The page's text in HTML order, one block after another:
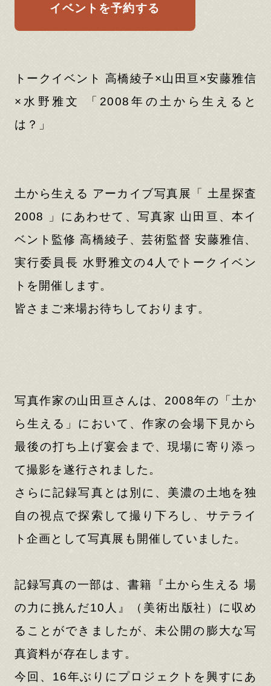
イベントを予約する
トークイベント ⾼橋綾⼦×⼭⽥亘×安藤雅信
×⽔野雅⽂ 「2008年の⼟から⽣えると
は？」
土から生える アーカイブ写真展「 土星探査
2008 」にあわせて、写真家 山田亘、本イ
ベント監修 高橋綾子、芸術監督 安藤雅信、
実行委員長 水野雅文の4人でトークイベン
トを開催します。
皆さまご来場お待ちしております。
写真作家の山田亘さんは、2008年の「土か
ら生える」において、作家の会場下見から
最後の打ち上げ宴会まで、現場に寄り添っ
て撮影を遂行されました。
さらに記録写真とは別に、美濃の土地を独
自の視点で探索して撮り下ろし、サテライ
ト企画として写真展も開催していました。
記録写真の一部は、書籍『土から生える 場
の力に挑んだ10人』（美術出版社）に収め
ることができましたが、未公開の膨大な写
真資料が存在します。
今回、16年ぶりにプロジェクトを興すにあ